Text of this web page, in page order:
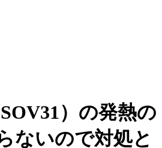
）の発熱の
ないので対処と